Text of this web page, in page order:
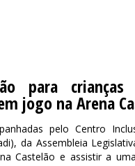
para
jogo na Arena
pelo Centro
da Assembleia
Castelão e assistir a